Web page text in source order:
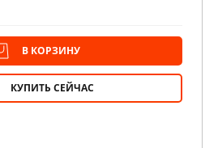
В КОРЗИНУ
КУПИТЬ СЕЙЧАС